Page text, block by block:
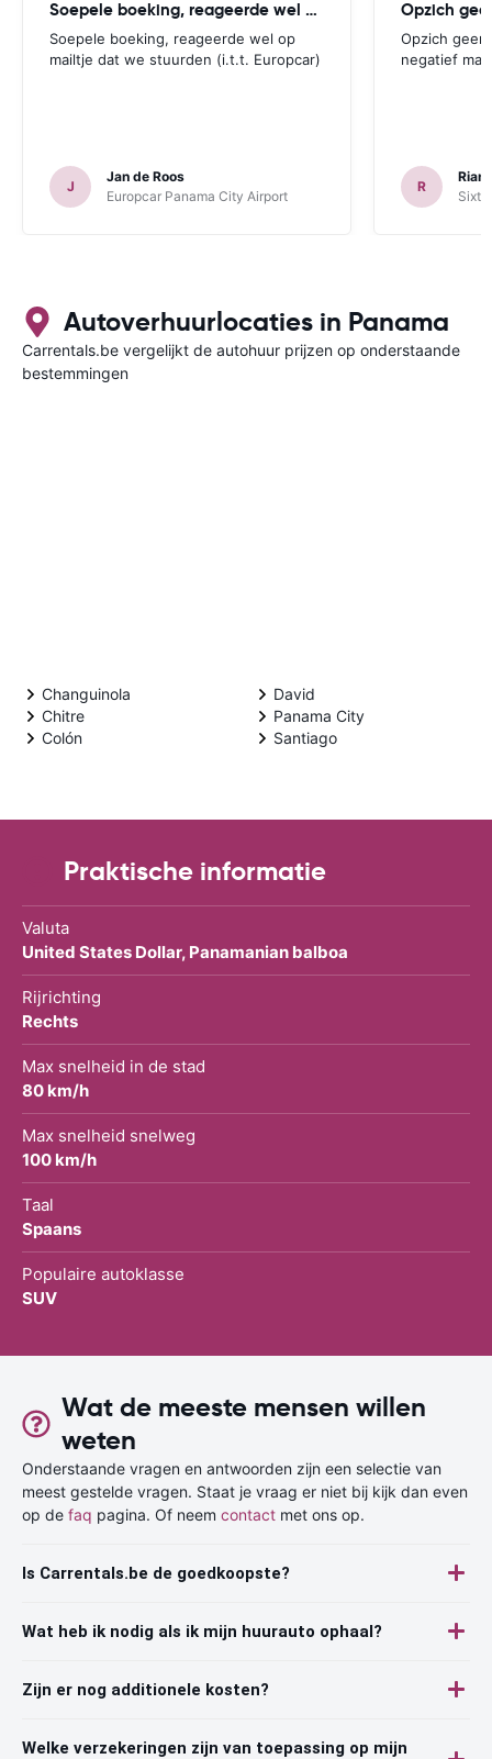
Soepele boeking, reageerde wel op
Soepele boeking, reageerde wel op
mailtje dat we stuurden (i.t.t. Europcar)
J
Jan de Roos
Europcar Panama City Airport
Opzich
Opzich
negatief
R
Sixt
Autoverhuurlocaties in Panama
Carrentals.be vergelijkt de autohuur prijzen op onderstaande
bestemmingen
Changuinola
Chitre
Colón
David
Panama City
Santiago
Praktische informatie
Valuta
United States Dollar, Panamanian balboa
Rijrichting
Rechts
Max snelheid in de stad
80 km/h
Max snelheid snelweg
100 km/h
Taal
Spaans
Populaire autoklasse
SUV
Wat de meeste mensen willen
weten
Onderstaande vragen en antwoorden zijn een selectie van
meest gestelde vragen. Staat je vraag er niet bij kijk dan even
op de faq pagina. Of neem contact met ons op.
Is Carrentals.be de goedkoopste?
Wat heb ik nodig als ik mijn huurauto ophaal?
Zijn er nog additionele kosten?
Welke verzekeringen zijn van toepassing op mijn